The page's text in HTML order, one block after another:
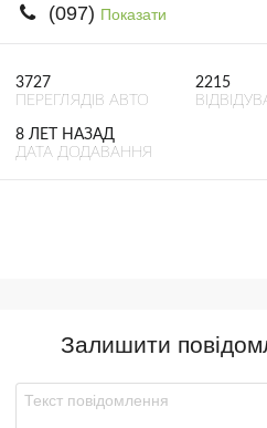
(097) Показати
3727
ПЕРЕГЛЯДІВ АВТО
2215
8 ЛЕТ НАЗАД
ДАТА ДОДАВАННЯ
Залишити